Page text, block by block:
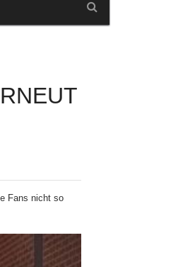
Fans nicht so